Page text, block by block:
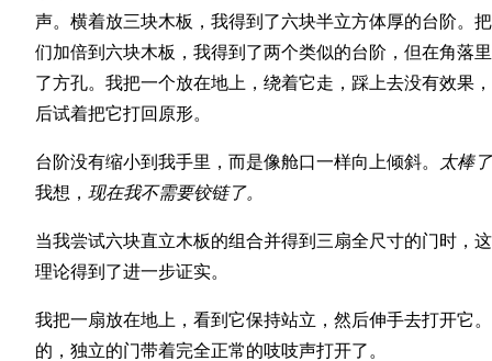
声。横着放三块木板，我得到了六块半立方体厚的台阶。
们加倍到六块木板，我得到了两个类似的台阶，但在角落
了方孔。我把一个放在地上，绕着它走，踩上去没有效果
后试着把它打回原形。
台阶没有缩小到我手里，而是像舱口一样向上倾斜。
太棒
我想， 现在我不需要铰链了。
当我尝试六块直立木板的组合并得到三扇全尺寸的门时，
理论得到了进一步证实。
我把一扇放在地上，看到它保持站立，然后伸手去打开它
的，独立的门带着完全正常的吱吱声打开了。